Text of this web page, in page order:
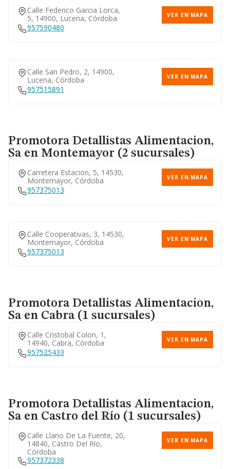
Poligono Industrial
Fuensanta, S/n, 14010,
VER EN MAPA
Calle Federico Garcia Lorca,
5, 14900, Lucena, Córdoba
VER EN MAPA
957590480
Calle San Pedro, 2, 14900,
Lucena, Córdoba
VER EN MAPA
957515891
Promotora Detallistas Alimentacion,
Saen Montemayor (2 sucursales)
Carretera Estacion, 5, 14530,
Montemayor, Córdoba
VER EN MAPA
957375013
Calle Cooperativas, 3, 14530,
Montemayor, Córdoba
VER EN MAPA
957375013
Promotora Detallistas Alimentacion,
Saen Cabra (1 sucursales)
Calle Cristobal Colon, 1,
14940, Cabra, Córdoba
VER EN MAPA
957525433
Promotora Detallistas Alimentacion,
Saen Castro del Río (1 sucursales)
Calle Llano De La Fuente, 20,
14840, Castro Del Río,
Córdoba
VER EN MAPA
957372338